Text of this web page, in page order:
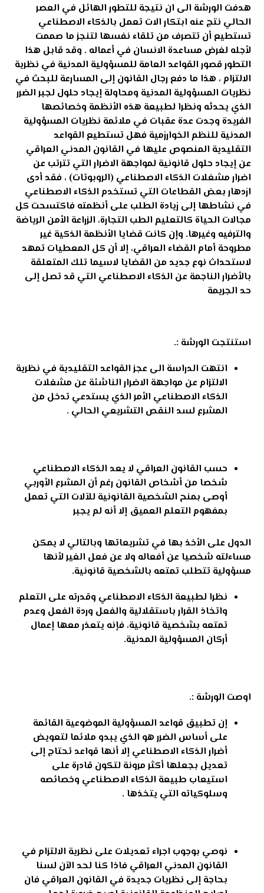
هدفت الورشة الى ان نتيجة للتطور الهائل في العصر
الحالي نتج عنه ابتكار الات تعمل بالذكاء الاصطناعي
تستطيع أن تتصرف من تلقاء نفسها لتنجز ما صممت
لأجله لغرض مساعدة الانسان في أعماله . وقد قابل هذا
التطور قصور القواعد العامة للمسؤولية المدنية في نظرية
الالتزام ، هذا ما دفع رجال القانون إلى المسارعة للبحث في
نظريات المسؤولية المدنية ومحاولة إيجاد حلول لجبر الضرر
الذي يحدثه ونظرا لطبيعة هذه الأنظمة وخصائصها
الفريدة وجدت عدة عقبات في ملائمة نظريات المسؤولية
المدنية للنظم الخوارزمية فهل تستطيع القواعد
التقليدية المنصوص عليها في القانون المدني العراقي
عن إيجاد حلول قانونية لمواجهة الاضرار التي تترتب عن
اضرار مشغلات الذكاء الاصطناعي (الروبوتات) ، فقد أدى
ازدهار بعض القطاعات التي تستخدم الذكاء الاصطناعي
في نشاطها إلى زيادة الطلب على أنظمته فاكتسحت كل
مجالات الحياة كالتعليم الطب التجارة، الزراعة الأمن الرياضة
والترفيه وغيرها. وإن كانت قضايا الأنظمة الذكية غير
مطروحة أمام القضاء العراقي، إلا أن كل المعطيات تمهد
لاستحداث نوع جديد من القضايا لاسيما تلك المتعلقة
بالأضرار الناجمة عن الذكاء الاصطناعي التي قد تصل إلى
حد الجريمة
استنتجت الورشة :.
انتهت الدراسة الى عجز القواعد التقليدية في نظرية
الالتزام عن مواجهة الاضرار الناشئة عن مشغلات
الذكاء الاصطناعي الأمر الذي يستدعي تدخل من
المشرع لسد النقص التشريعي الحالي .
حسب القانون العراقي لا يعد الذكاء الاصطناعي
شخصا من أشخاص القانون رغم أن المشرع الأوربي
أوصى بمنح الشخصية القانونية للآلات التي تعمل
بمفهوم التعلم العميق إلا أنه لم يجبر
الدول على الأخذ بها في تشريعاتها وبالتالي لا يمكن
مساءلته شخصيا عن أفعاله ولا عن فعل الغير لأنها
مسؤولية تتطلب تمتعه بالشخصية قانونية.
نظرا لطبيعة الذكاء الاصطناعي وقدرته على التعلم
واتخاذ القرار باستقلالية والفعل وردة الفعل وعدم
تمتعه بشخصية قانونية، فإنه يتعذر معها إعمال
أركان المسؤولية المدنية.
اوصت الورشة :.
إن تطبيق قواعد المسؤولية الموضوعية القائمة
على أساس الضرر هو الذي يبدو ملائما لتعويض
أضرار الذكاء الاصطناعي إلا أنها قواعد تحتاج إلى
تعديل بجعلها أكثر مرونة لتكون قادرة على
استيعاب طبيعة الذكاء الاصطناعي وخصائصه
وسلوكياته التي يتخذها .
نوصي بوجوب اجراء تعديلات على نظرية الالتزام في
القانون المدني العراقي فاذا كنا لحد الآن لسنا
بحاجة إلى نظريات جديدة في القانون العراقي فان